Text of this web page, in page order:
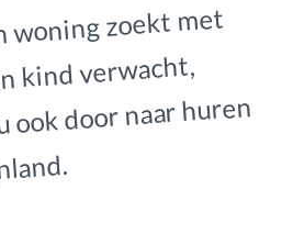
woning zoekt met
kind verwacht,
door naar huren